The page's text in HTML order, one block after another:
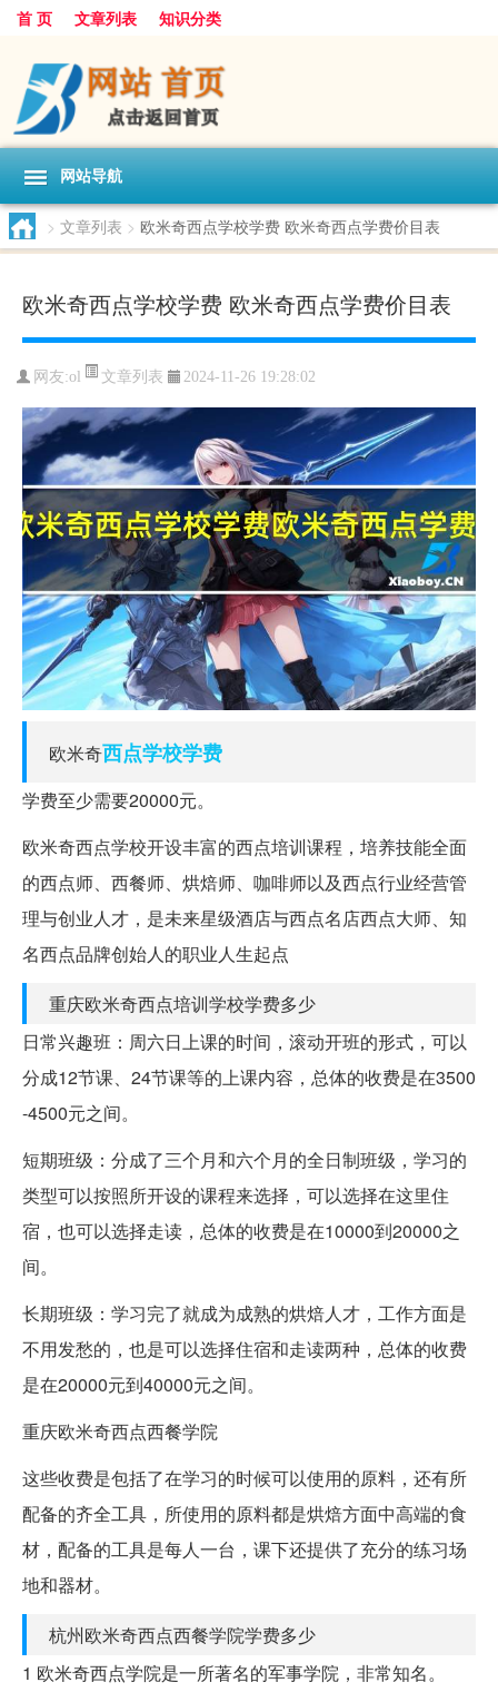
首 页 文章列表 知识分类
网站导航
> 文章列表 > 欧米奇西点学校学费 欧米奇西点学费价目表
欧米奇西点学校学费 欧米奇西点学费价目表
网友:ol 文章列表 2024-11-26 19:28:02
欧米奇西点学校学费
学费至少需要20000元。
欧米奇西点学校开设丰富的西点培训课程，培养技能全面
的西点师、西餐师、烘焙师、咖啡师以及西点行业经营管
理与创业人才，是未来星级酒店与西点名店西点大师、知
名西点品牌创始人的职业人生起点
重庆欧米奇西点培训学校学费多少
日常兴趣班：周六日上课的时间，滚动开班的形式，可以
分成12节课、24节课等的上课内容，总体的收费是在3500
-4500元之间。
短期班级：分成了三个月和六个月的全日制班级，学习的
类型可以按照所开设的课程来选择，可以选择在这里住
宿，也可以选择走读，总体的收费是在10000到20000之
间。
长期班级：学习完了就成为成熟的烘焙人才，工作方面是
不用发愁的，也是可以选择住宿和走读两种，总体的收费
是在20000元到40000元之间。
重庆欧米奇西点西餐学院
这些收费是包括了在学习的时候可以使用的原料，还有所
配备的齐全工具，所使用的原料都是烘焙方面中高端的食
材，配备的工具是每人一台，课下还提供了充分的练习场
地和器材。
杭州欧米奇西点西餐学院学费多少
1 欧米奇西点学院是一所著名的军事学院，非常知名。